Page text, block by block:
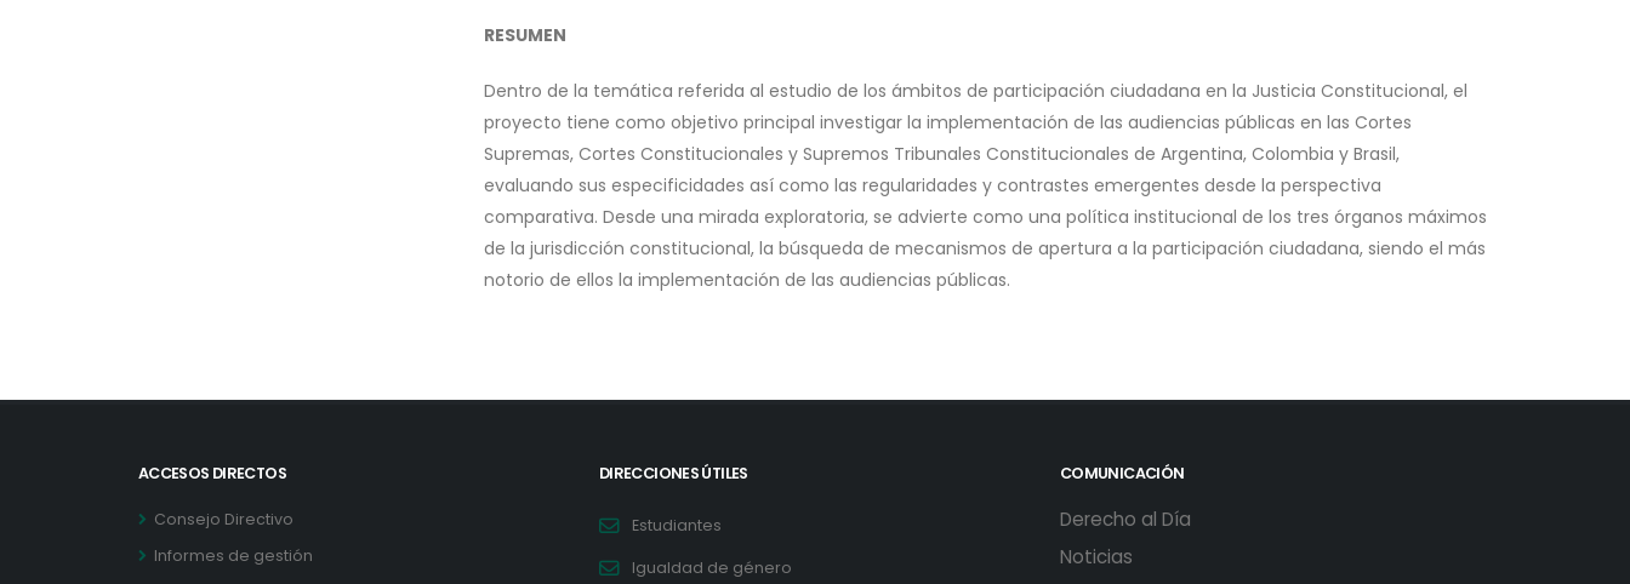
RESUMEN
Dentro de la temática referida al estudio de los ámbitos de participación ciudadana en la Justicia Constitucional, el
proyecto tiene como objetivo principal investigar la implementación de las audiencias públicas en las Cortes
Supremas, Cortes Constitucionales y Supremos Tribunales Constitucionales de Argentina, Colombia y Brasil,
evaluando sus especificidades así como las regularidades y contrastes emergentes desde la perspectiva
comparativa. Desde una mirada exploratoria, se advierte como una política institucional de los tres órganos máximos
de la jurisdicción constitucional, la búsqueda de mecanismos de apertura a la participación ciudadana, siendo el más
notorio de ellos la implementación de las audiencias públicas.
ACCESOS DIRECTOS
Consejo Directivo
Informes de gestión
DIRECCIONES ÚTILES
Estudiantes
Igualdad de género
COMUNICACIÓN
Derecho al Día
Noticias